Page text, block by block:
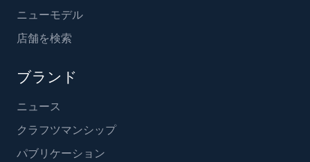
ニューモデル
店舗を検索
ブランド
ニュース
クラフツマンシップ
パブリケーション